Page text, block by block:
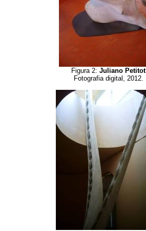
Figura 2: Juliano Petitot
Fotografia digital, 2012.